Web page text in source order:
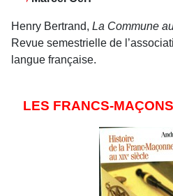
Henry Bertrand, La Commune
Revue semestrielle de
langue française.
LES FRANCS-